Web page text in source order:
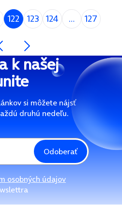
strana
strane
122 123 124 127
strana
k našej
si môžete nájsť
druhú nedeľu.
Odoberať
osobných údajov